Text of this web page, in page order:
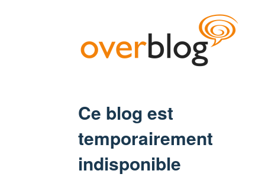
Ce blog est
temporairement
indisponible